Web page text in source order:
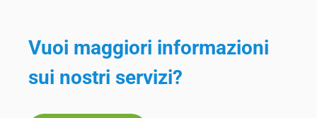
Vuoi maggiori informazioni
sui nostri servizi?